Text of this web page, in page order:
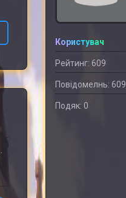
Користувач
Рейтинг: 609
Повідомелнь: 609
Подяк: 0